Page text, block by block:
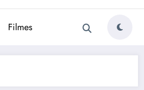
Filmes